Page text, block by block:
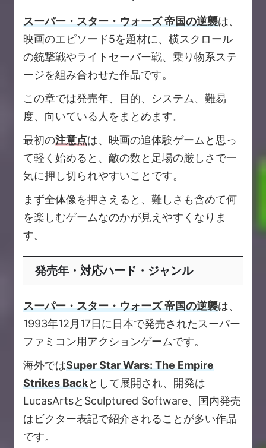
スーパー・スター・ウォーズ 帝国の逆襲は、
映画のエピソード5を題材に、横スクロール
の銃撃戦やライトセーバー戦、乗り物系ステ
ージを組み合わせた作品です。
この章では発売年、目的、システム、難易
度、向いている人をまとめます。
最初の注意点は、映画の追体験ゲームと思っ
て軽く始めると、敵の数と足場の厳しさで一
気に押し切られやすいことです。
まず全体像を押さえると、難しさも含めて何
を楽しむゲームなのかが見えやすくなりま
す。
発売年・対応ハード・ジャンル
スーパー・スター・ウォーズ 帝国の逆襲は、
1993年12月17日に日本で発売されたスーパー
ファミコン用アクションゲームです。
海外ではSuper Star Wars: The Empire
Strikes Backとして展開され、開発は
LucasArtsとSculptured Software、国内発売
はビクター表記で紹介されることが多い作品
です。